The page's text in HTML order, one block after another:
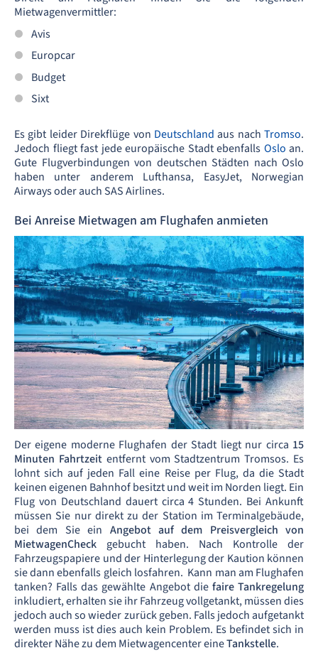
Mietwagenvermittler:
Avis
Europcar
Budget
Sixt
Es gibt leider Direkflüge von Deutschlandaus nach Tromso.
Jedoch fliegt fast jede europäische Stadt ebenfalls Oslo an.
Gute Flugverbindungen von deutschen Städten nach Oslo
haben unter anderem Lufthansa, EasyJet, Norwegian
Airways oder auch SAS Airlines.
Bei Anreise Mietwagen am Flughafen anmieten
Der eigene moderne Flughafen der Stadt liegt nur circa 15
Minuten Fahrtzeitentfernt vom Stadtzentrum Tromsos. Es
lohnt sich auf jeden Fall eine Reise per Flug, da die Stadt
keinen eigenen Bahnhof besitzt und weit im Norden liegt. Ein
Flug von Deutschland dauert circa 4 Stunden. Bei Ankunft
müssen Sie nur direkt zu der Station im Terminalgebäude,
bei dem Sie ein Angebot auf dem Preisvergleich von
MietwagenCheck gebucht haben. Nach Kontrolle der
Fahrzeugspapiere und der Hinterlegung der Kaution können
sie dann ebenfalls gleich losfahren. Kann man am Flughafen
tanken? Falls das gewählte Angebot die faire Tankregelung
inkludiert, erhalten sie ihr Fahrzeug vollgetankt, müssen dies
jedoch auch so wieder zurück geben. Falls jedoch aufgetankt
werden muss ist dies auch kein Problem. Es befindet sich in
direkter Nähe zu dem Mietwagencenter eineTankstelle.